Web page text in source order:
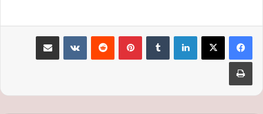
لينكدإن بينتيريست